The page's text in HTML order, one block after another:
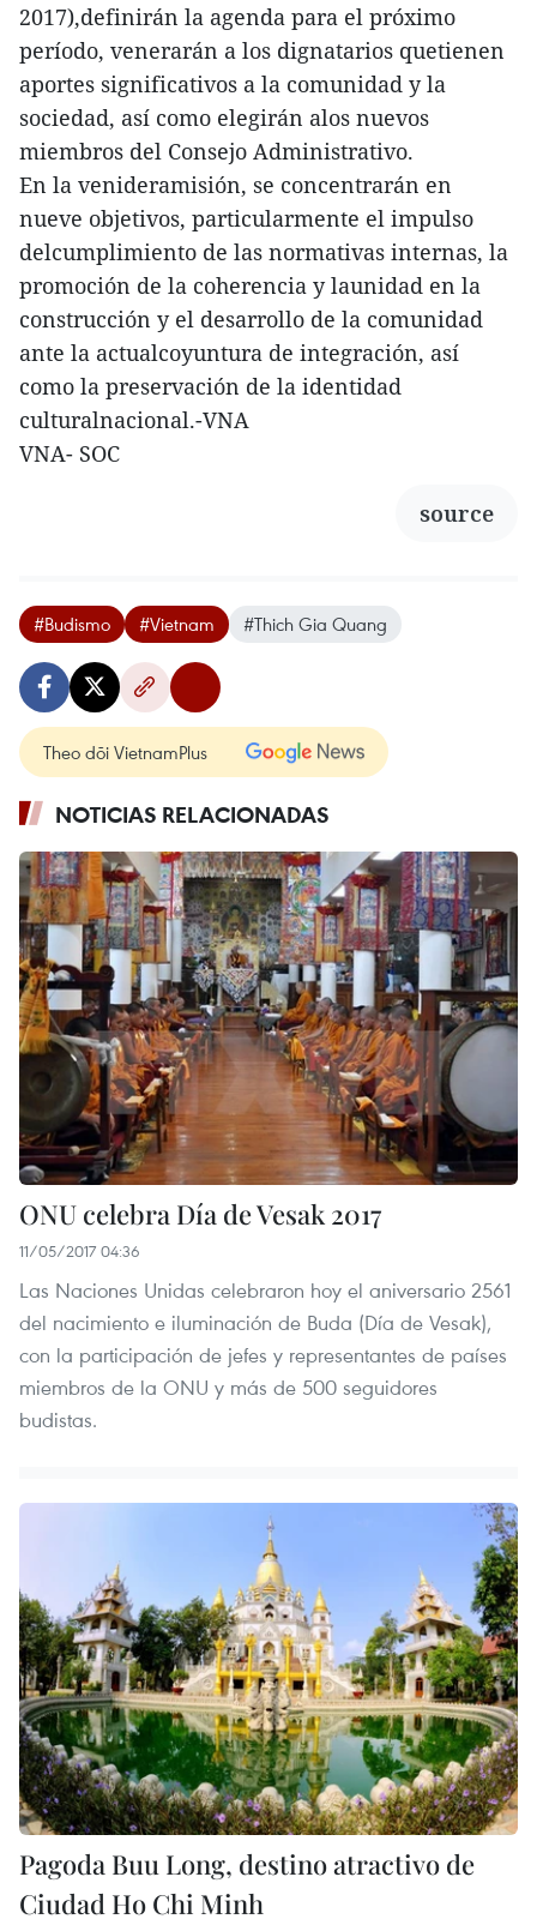
2017),definirán la agenda para el próximo
período, venerarán a los dignatarios quetienen
aportes significativos a la comunidad y la
sociedad, así como elegirán alos nuevos
miembros del Consejo Administrativo.
En la venideramisión, se concentrarán en
nueve objetivos, particularmente el impulso
delcumplimiento de las normativas internas, la
promoción de la coherencia y launidad en la
construcción y el desarrollo de la comunidad
ante la actualcoyuntura de integración, así
como la preservación de la identidad
culturalnacional.-VNA
VNA- SOC
source
#Budismo #Vietnam #Thich Gia Quang
Theo dõi VietnamPlus
NOTICIAS RELACIONADAS
ONU celebra Día de Vesak 2017
11/05/2017 04:36
Las Naciones Unidas celebraron hoy el aniversario 2561
del nacimiento e iluminación de Buda (Día de Vesak),
con la participación de jefes y representantes de países
miembros de la ONU y más de 500 seguidores
budistas.
Pagoda Buu Long, destino atractivo de
Ciudad Ho Chi Minh